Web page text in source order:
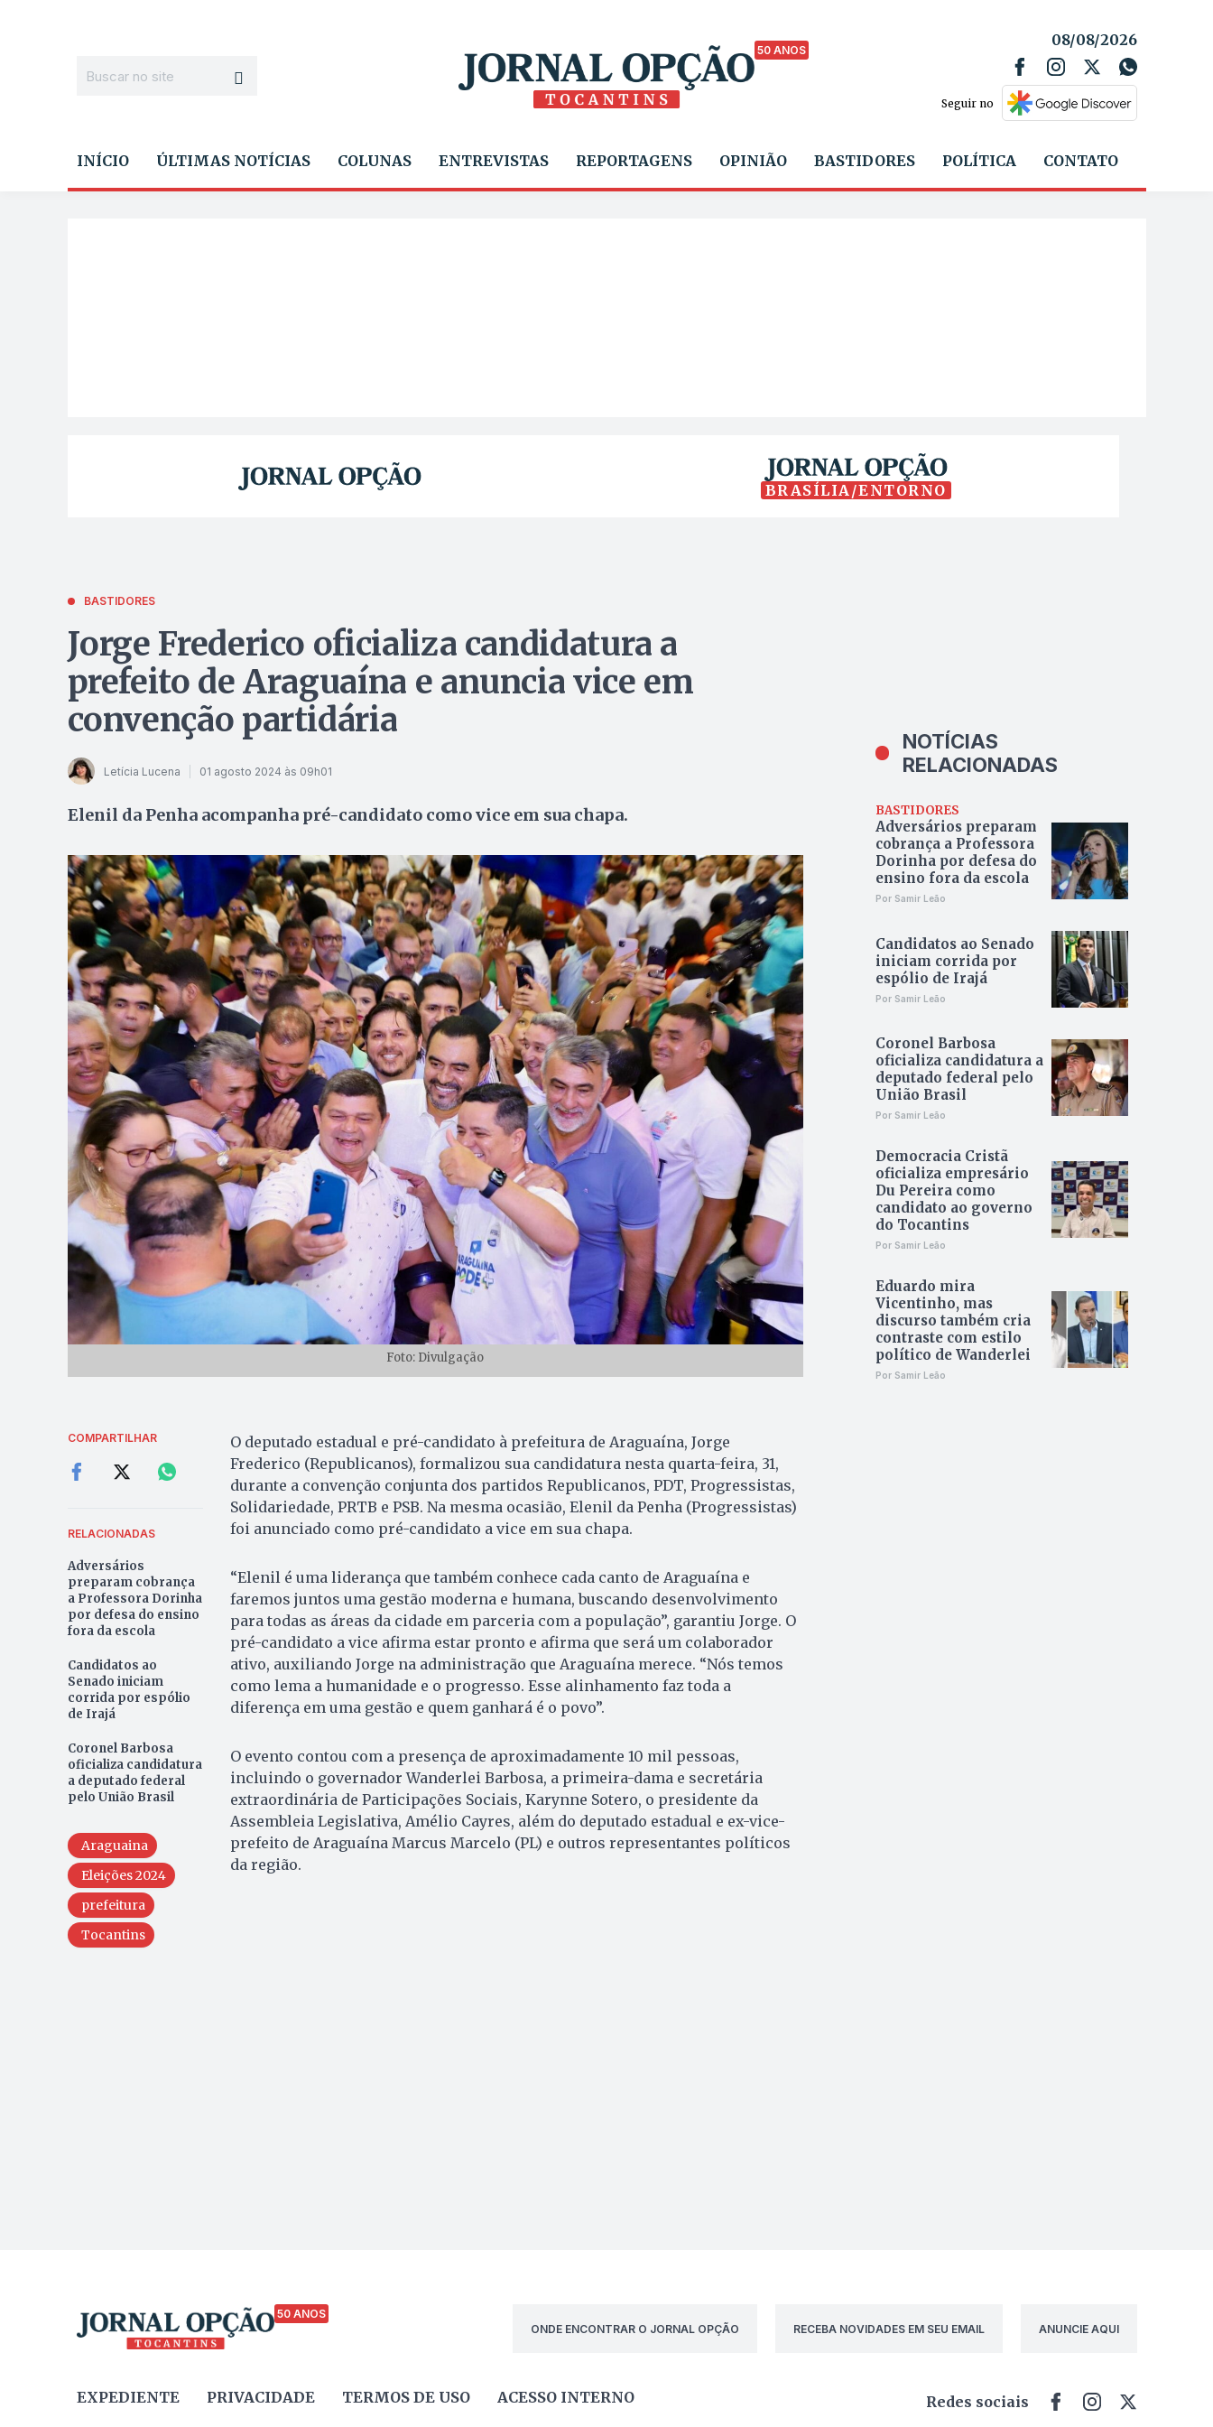
50 ANOS
08/08/2026
Seguir no
INÍCIO ÚLTIMAS NOTÍCIAS COLUNAS ENTREVISTAS REPORTAGENS OPINIÃO BASTIDORES POLÍTICA CONTATO
BRASÍLIA/ENTORNO
BASTIDORES
Jorge Frederico oficializa candidatura a
prefeito de Araguaína e anuncia vice em
convenção partidária
Letícia Lucena 01 agosto 2024 às 09h01
Elenil da Penha acompanha pré-candidato como vice em sua chapa.
Foto: Divulgação
COMPARTILHAR
RELACIONADAS
Adversários
preparam cobrança
a Professora Dorinha
por defesa do ensino
fora da escola
Candidatos ao
Senado iniciam
corrida por espólio
de Irajá
Coronel Barbosa
oficializa candidatura
a deputado federal
pelo União Brasil
Araguaina
Eleições 2024
prefeitura
Tocantins
O deputado estadual e pré-candidato à prefeitura de Araguaína, Jorge
Frederico (Republicanos), formalizou sua candidatura nesta quarta-feira, 31,
durante a convenção conjunta dos partidos Republicanos, PDT, Progressistas,
Solidariedade, PRTB e PSB. Na mesma ocasião, Elenil da Penha (Progressistas)
foi anunciado como pré-candidato a vice em sua chapa.
“Elenil é uma liderança que também conhece cada canto de Araguaína e
faremos juntos uma gestão moderna e humana, buscando desenvolvimento
para todas as áreas da cidade em parceria com a população”, garantiu Jorge. O
pré-candidato a vice afirma estar pronto e afirma que será um colaborador
ativo, auxiliando Jorge na administração que Araguaína merece. “Nós temos
como lema a humanidade e o progresso. Esse alinhamento faz toda a
diferença em uma gestão e quem ganhará é o povo”.
O evento contou com a presença de aproximadamente 10 mil pessoas,
incluindo o governador Wanderlei Barbosa, a primeira-dama e secretária
extraordinária de Participações Sociais, Karynne Sotero, o presidente da
Assembleia Legislativa, Amélio Cayres, além do deputado estadual e ex-vice-
prefeito de Araguaína Marcus Marcelo (PL) e outros representantes políticos
da região.
NOTÍCIAS
RELACIONADAS
BASTIDORES
Adversários preparam
cobrança a Professora
Dorinha por defesa do
ensino fora da escola
Por Samir Leão
Candidatos ao Senado
iniciam corrida por
espólio de Irajá
Por Samir Leão
Coronel Barbosa
oficializa candidatura a
deputado federal pelo
União Brasil
Por Samir Leão
Democracia Cristã
oficializa empresário
Du Pereira como
candidato ao governo
do Tocantins
Por Samir Leão
Eduardo mira
Vicentinho, mas
discurso também cria
contraste com estilo
político de Wanderlei
Por Samir Leão
50 ANOS
ONDE ENCONTRAR O JORNAL OPÇÃO
RECEBA NOVIDADES EM SEU EMAIL ANUNCIE AQUI
EXPEDIENTE PRIVACIDADE TERMOS DE USO ACESSO INTERNO Redes sociais